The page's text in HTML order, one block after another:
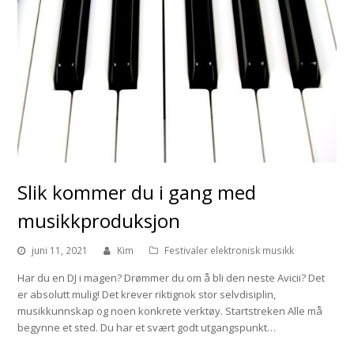
Slik kommer du i gang med
musikkproduksjon
juni 11, 2021 Kim Festivaler elektronisk musikk
Har du en DJ i magen? Drømmer du om å bli den neste Avicii? Det
er absolutt mulig! Det krever riktignok stor selvdisiplin,
musikkunnskap og noen konkrete verktøy. Startstreken Alle må
begynne et sted. Du har et svært godt utgangspunkt…